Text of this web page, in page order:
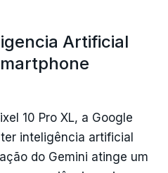
Artificial
10 Pro XL, a Google
inteligência artificial
do Gemini atinge um